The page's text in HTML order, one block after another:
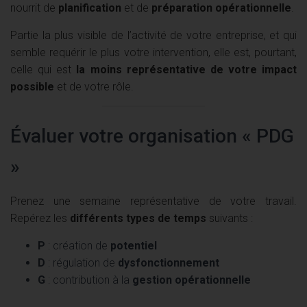
nourrit de planification et de préparation opérationnelle
Partie la plus visible de l’activité de votre entreprise, et qui
semble requérir le plus votre intervention, elle est, pourtant,
celle qui est la moins représentative de votre impact
possible et de votre rôle.
Évaluer votre organisation « PDG
»
Prenez une semaine représentative de votre travail.
Repérez les différents types de temps suivants :
P : création de potentiel
D : régulation de dysfonctionnement
G : contribution à la gestion opérationnelle